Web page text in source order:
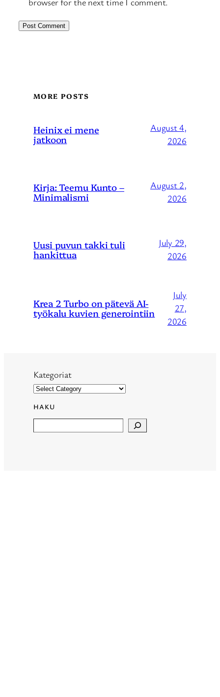
MORE POSTS
Heinix ei mene
jatkoon
August 4,
2026
Kirja: Teemu Kunto –
Minimalismi
August 2,
2026
Uusi puvun takki tuli
hankittua
July 29,
2026
Krea 2 Turbo on pätevä AI-
työkalu kuvien generointiin
July
27,
2026
Kategoriat
HAKU